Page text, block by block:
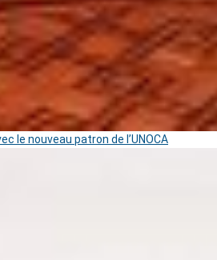
le nouveau patron de l’UNOCA